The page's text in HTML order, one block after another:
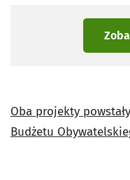
Oba projekty
Budżetu